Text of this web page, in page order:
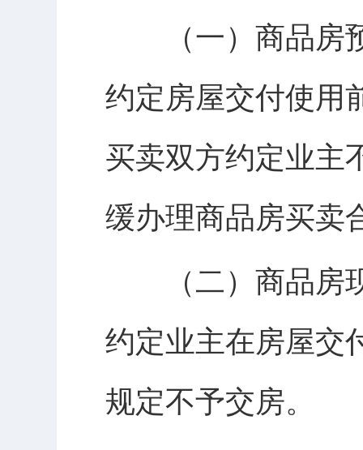
（一）商品房预
约定房屋交付使用
买卖双方约定业主
缓办理商品房买卖
（二）商品房现
约定业主在房屋交
规定不予交房。